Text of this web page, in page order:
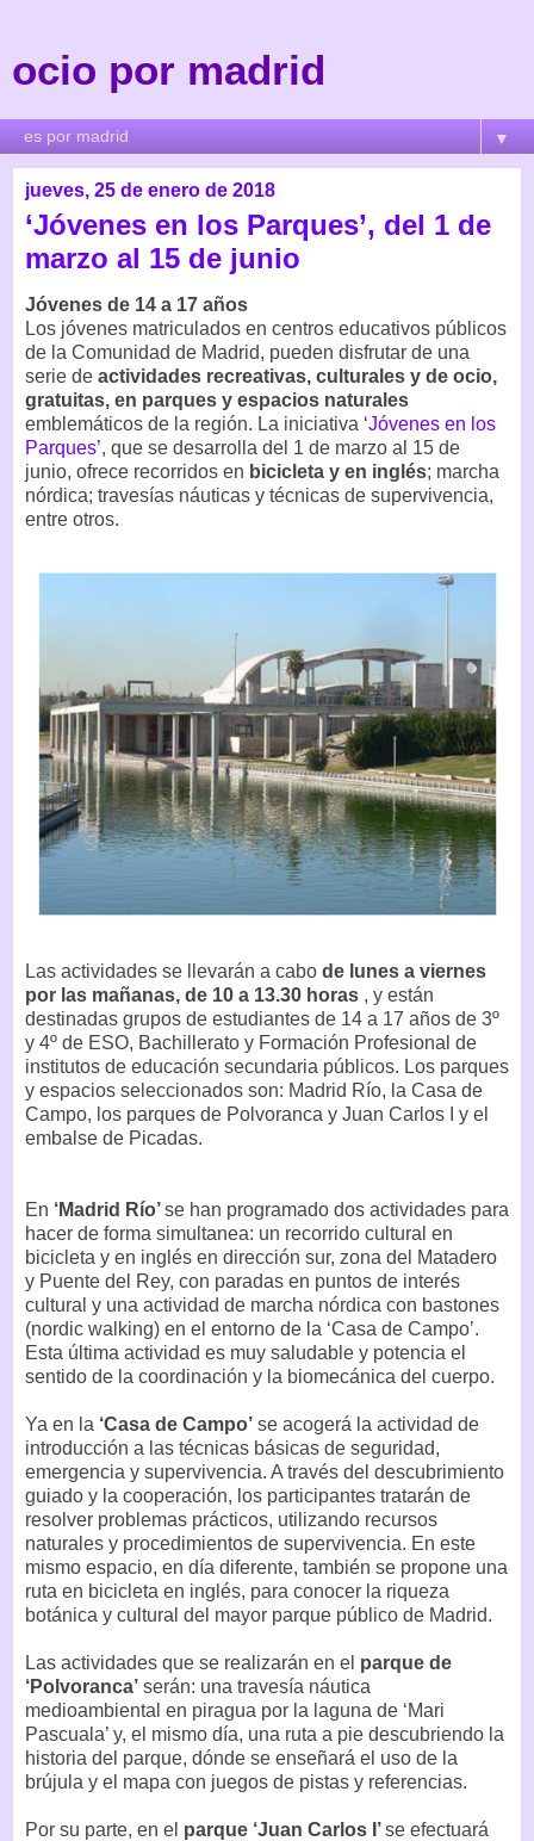
ocio por madrid
▼
jueves, 25 de enero de 2018
‘Jóvenes en los Parques’, del 1 de
marzo al 15 de junio
Jóvenes de 14 a 17 años
Los jóvenes matriculados en centros educativos públicos
de la Comunidad de Madrid, pueden disfrutar de una
serie de actividades recreativas, culturales y de ocio,
gratuitas, en parques y espacios naturales
emblemáticos de la región. La iniciativa ‘Jóvenes en los
Parques’, que se desarrolla del 1 de marzo al 15 de
junio, ofrece recorridos en bicicleta y en inglés; marcha
nórdica; travesías náuticas y técnicas de supervivencia,
entre otros.
Las actividades se llevarán a cabo de lunes a viernes
por las mañanas, de 10 a 13.30 horas , y están
destinadas grupos de estudiantes de 14 a 17 años de 3º
y 4º de ESO, Bachillerato y Formación Profesional de
institutos de educación secundaria públicos. Los parques
y espacios seleccionados son: Madrid Río, la Casa de
Campo, los parques de Polvoranca y Juan Carlos I y el
embalse de Picadas.
En ‘Madrid Río’se han programado dos actividades para
hacer de forma simultanea: un recorrido cultural en
bicicleta y en inglés en dirección sur, zona del Matadero
y Puente del Rey, con paradas en puntos de interés
cultural y una actividad de marcha nórdica con bastones
(nordic walking) en el entorno de la ‘Casa de Campo’.
Esta última actividad es muy saludable y potencia el
sentido de la coordinación y la biomecánica del cuerpo.
Ya en la ‘Casa de Campo’ se acogerá la actividad de
introducción a las técnicas básicas de seguridad,
emergencia y supervivencia. A través del descubrimiento
guiado y la cooperación, los participantes tratarán de
resolver problemas prácticos, utilizando recursos
naturales y procedimientos de supervivencia. En este
mismo espacio, en día diferente, también se propone una
ruta en bicicleta en inglés, para conocer la riqueza
botánica y cultural del mayor parque público de Madrid.
Las actividades que se realizarán en el parque de
‘Polvoranca’ serán: una travesía náutica
medioambiental en piragua por la laguna de ‘Mari
Pascuala’ y, el mismo día, una ruta a pie descubriendo la
historia del parque, dónde se enseñará el uso de la
brújula y el mapa con juegos de pistas y referencias.
Por su parte, en el parque ‘Juan Carlos I’se efectuará